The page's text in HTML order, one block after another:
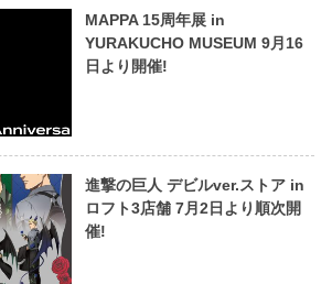
MAPPA 15周年展 in
YURAKUCHO MUSEUM 9月16
日より開催!
進撃の巨人 デビルver.ストア in
ロフト3店舗 7月2日より順次開
催!